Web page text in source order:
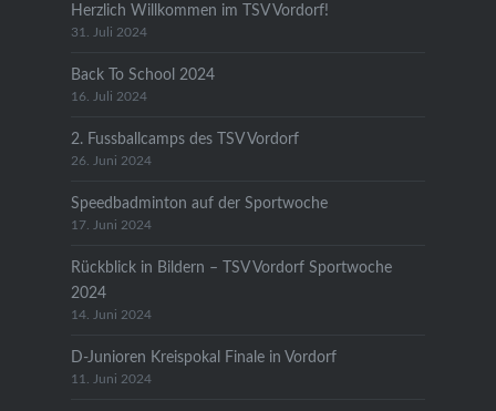
Herzlich Willkommen im TSV Vordorf!
31. Juli 2024
Back To School 2024
16. Juli 2024
2. Fussballcamps des TSV Vordorf
26. Juni 2024
Speedbadminton auf der Sportwoche
17. Juni 2024
Rückblick in Bildern – TSV Vordorf Sportwoche
2024
14. Juni 2024
D-Junioren Kreispokal Finale in Vordorf
11. Juni 2024